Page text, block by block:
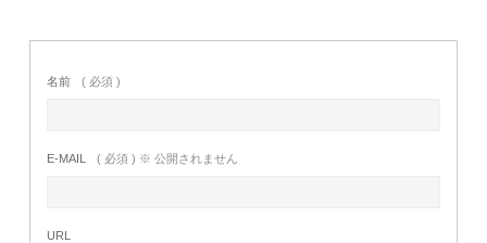
名前 ( 必須 )
E-MAIL ( 必須 ) ※ 公開されません
URL